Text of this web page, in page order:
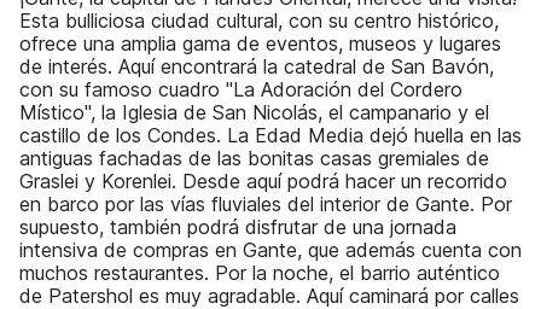
Esta bulliciosa ciudad cultural, con su centro histórico,
ofrece una amplia gama de eventos, museos y lugares
de interés. Aquí encontrará la catedral de San Bavón,
con su famoso cuadro "La Adoración del Cordero
Místico", la Iglesia de San Nicolás, el campanario y el
castillo de los Condes. La Edad Media dejó huella en las
antiguas fachadas de las bonitas casas gremiales de
Graslei y Korenlei. Desde aquí podrá hacer un recorrido
en barco por las vías fluviales del interior de Gante. Por
supuesto, también podrá disfrutar de una jornada
intensiva de compras en Gante, que además cuenta con
muchos restaurantes. Por la noche, el barrio auténtico
de Patershol es muy agradable. Aquí caminará por calles